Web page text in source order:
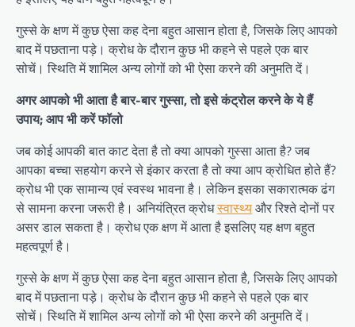
गुस्से के क्षण में कुछ ऐसा कह देना बहुत आसान होता है, जिसके लिए आपको
बाद में पछताना पड़े। क्रोध के दौरान कुछ भी कहने से पहले एक बार
सोचें। स्थिति में शामिल अन्य लोगों को भी ऐसा करने की अनुमति दें।
अगर आपको भी आता है बार-बार गुस्सा, तो इसे कंट्रोल करने के ये हैं
उपाय; आप भी करें फॉलो
जब कोई आपकी बात काट देता है तो क्या आपको गुस्सा आता है? जब
आपका बच्चा सहयोग करने से इंकार करता है तो क्या आप क्रोधित होते हैं?
क्रोध भी एक सामान्य एवं स्वस्थ भावना है। लेकिन इसका सकारात्मक ढंग
से सामना करना जरूरी है। अनियंत्रित क्रोधस्वास्थ्यऔर रिश्ते दोनों पर
असर डाल सकता है। क्रोध एक क्षण में आता है इसलिए यह क्षण बहुत
महत्वपूर्ण है।
गुस्से के क्षण में कुछ ऐसा कह देना बहुत आसान होता है, जिसके लिए आपको
बाद में पछताना पड़े। क्रोध के दौरान कुछ भी कहने से पहले एक बार
सोचें। स्थिति में शामिल अन्य लोगों को भी ऐसा करने की अनुमति दें।